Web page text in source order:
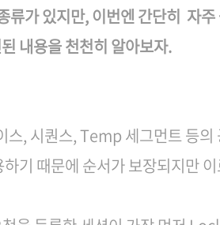
류가 있지만, 이번엔 간단히 자
내용을 천천히 알아보자.
스, 시퀀스, Temp 세그먼트 등
기 때문에 순서가 보장되지만